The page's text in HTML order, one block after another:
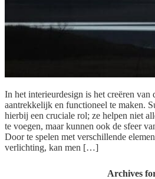
In het interieurdesign is het creëren van
aantrekkelijk en functioneel te maken.
hierbij een cruciale rol; ze helpen niet
te voegen, maar kunnen ook de sfeer
Door te spelen met verschillende
verlichting, kan men […]
Archives